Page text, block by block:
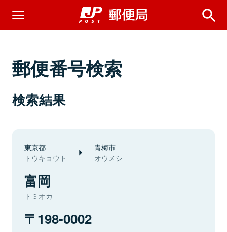
郵便番号検索
検索結果
東京都
トウキョウト
青梅市
オウメシ
富岡
トミオカ
198-0002